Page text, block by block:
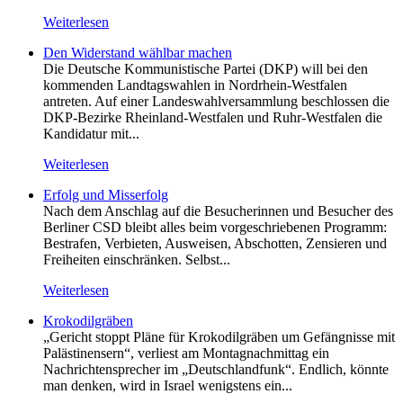
Weiterlesen
Den Widerstand wählbar machen
Die Deutsche Kommunistische Partei (DKP) will bei den
kommenden Landtagswahlen in Nordrhein-Westfalen
antreten. Auf einer Landeswahlversammlung beschlossen die
DKP-Bezirke Rheinland-Westfalen und Ruhr-Westfalen die
Kandidatur mit...
Weiterlesen
Erfolg und Misserfolg
Nach dem Anschlag auf die Besucherinnen und Besucher des
Berliner CSD bleibt alles beim vorgeschriebenen Programm:
Bestrafen, Verbieten, Ausweisen, Abschotten, Zensieren und
Freiheiten einschränken. Selbst...
Weiterlesen
Krokodilgräben
„Gericht stoppt Pläne für Krokodilgräben um Gefängnisse mit
Palästinensern“, verliest am Montagnachmittag ein
Nachrichtensprecher im „Deutschlandfunk“. Endlich, könnte
man denken, wird in Israel wenigstens ein...